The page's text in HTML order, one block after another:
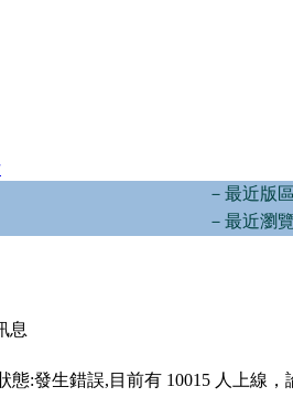
－最近版
－最近瀏
息
態:發生錯誤,目前有 10015 人上線